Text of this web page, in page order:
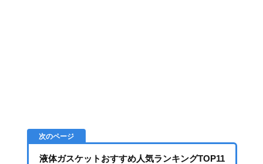
液体ガスケットおすすめ人気ランキングTOP11